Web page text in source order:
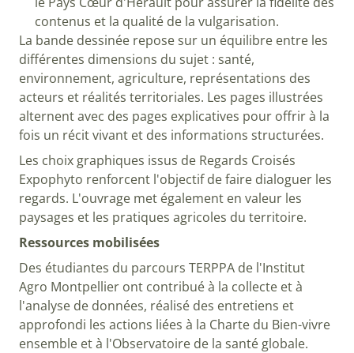
contenus et la qualité de la vulgarisation.
La bande dessinée repose sur un équilibre entre les
différentes dimensions du sujet : santé,
environnement, agriculture, représentations des
acteurs et réalités territoriales. Les pages illustrées
alternent avec des pages explicatives pour offrir à la
fois un récit vivant et des informations structurées.
Les choix graphiques issus de Regards Croisés
Expophyto renforcent l'objectif de faire dialoguer les
regards. L'ouvrage met également en valeur les
paysages et les pratiques agricoles du territoire.
Ressources mobilisées
Des étudiantes du parcours TERPPA de l'Institut
Agro Montpellier ont contribué à la collecte et à
l'analyse de données, réalisé des entretiens et
approfondi les actions liées à la Charte du Bien-vivre
ensemble et à l'Observatoire de la santé globale.